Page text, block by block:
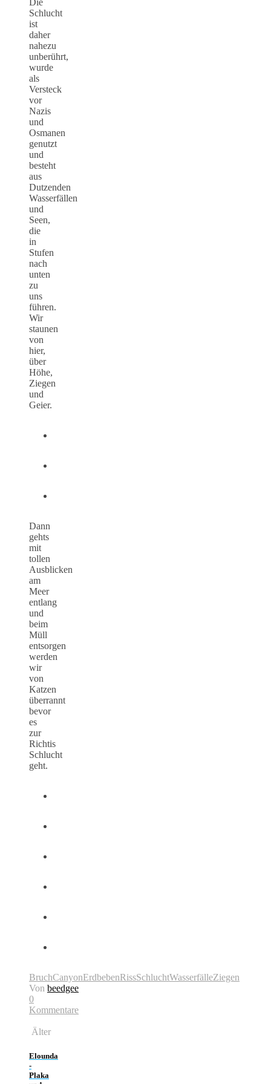
Die
Schlucht
ist
daher
nahezu
unberührt,
wurde
als
Versteck
vor
Nazis
und
Osmanen
genutzt
und
besteht
aus
Dutzenden
Wasserfällen
und
Seen,
die
in
Stufen
nach
unten
zu
uns
führen.
Wir
staunen
von
hier,
über
Höhe,
Ziegen
und
Geier.
Dann
gehts
mit
tollen
Ausblicken
am
Meer
entlang
und
beim
Müll
entsorgen
werden
wir
von
Katzen
überrannt
bevor
es
zur
Richtis
Schlucht
geht.
BruchCanyonErdbebenRissSchluchtWasserfälleZiegen
Von beedgee
0
Kommentare
Älter
Elounda
-
Plaka